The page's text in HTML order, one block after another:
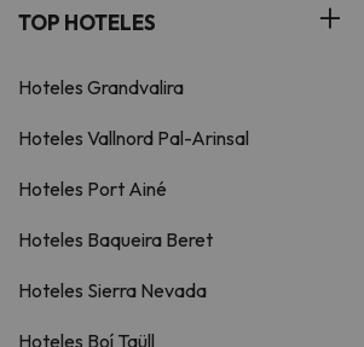
TOP HOTELES
Hoteles Grandvalira
Hoteles Vallnord Pal-Arinsal
Hoteles Port Ainé
Hoteles Baqueira Beret
Hoteles Sierra Nevada
Hoteles Boí Taüll